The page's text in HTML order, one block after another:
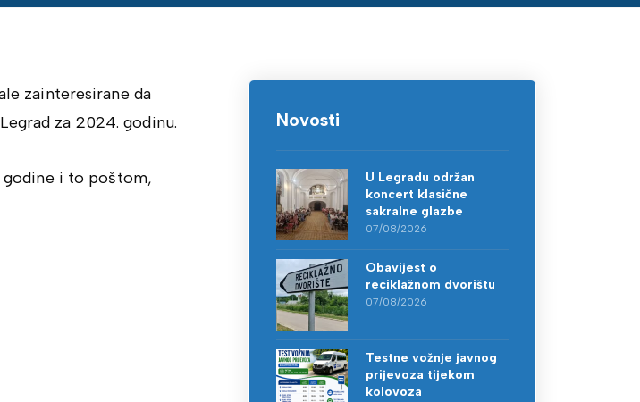
zainteresirane da
za 2024. godinu.
godine i to poštom,
Novosti
U Legradu održan
koncert klasične
sakralne glazbe
07/08/2026
Obavijest o
reciklažnom dvorištu
07/08/2026
Testne vožnje javnog
prijevoza tijekom
kolovoza